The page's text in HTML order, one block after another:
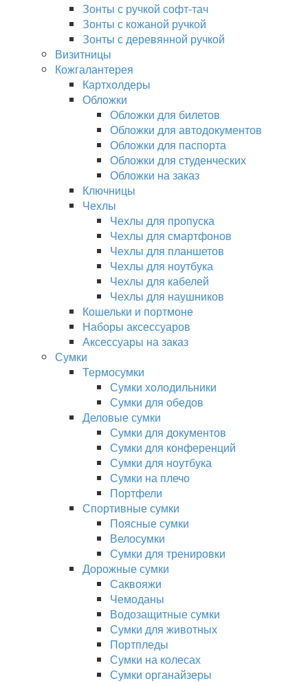
Зонты с ручкой софт-тач
Зонты с кожаной ручкой
Зонты с деревянной ручкой
Визитницы
Кожгалантерея
Картхолдеры
Обложки
Обложки для билетов
Обложки для автодокументов
Обложки для паспорта
Обложки для студенческих
Обложки на заказ
Ключницы
Чехлы
Чехлы для пропуска
Чехлы для смартфонов
Чехлы для планшетов
Чехлы для ноутбука
Чехлы для кабелей
Чехлы для наушников
Кошельки и портмоне
Наборы аксессуаров
Аксессуары на заказ
Сумки
Термосумки
Сумки холодильники
Сумки для обедов
Деловые сумки
Сумки для документов
Сумки для конференций
Сумки для ноутбука
Сумки на плечо
Портфели
Спортивные сумки
Поясные сумки
Велосумки
Сумки для тренировки
Дорожные сумки
Саквояжи
Чемоданы
Водозащитные сумки
Сумки для животных
Портпледы
Сумки на колесах
Сумки органайзеры